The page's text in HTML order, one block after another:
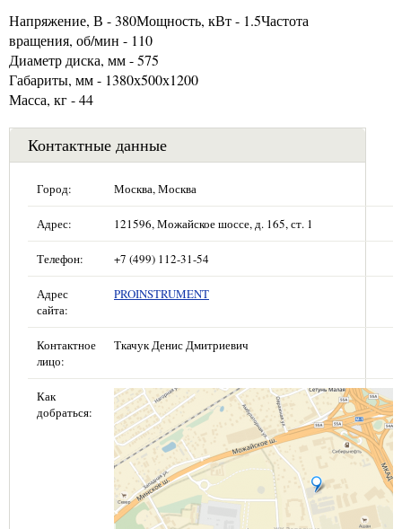
Напряжение, В - 380Мощность, кВт - 1.5Частота
вращения, об/мин - 110
Диаметр диска, мм - 575
Габариты, мм - 1380х500х1200
Масса, кг - 44
Контактные данные
Город: Москва, Москва
Адрес: 121596, Можайское шоссе, д. 165, ст. 1
Телефон: +7 (499) 112-31-54
Адрес
сайта:
PROINSTRUMENT
Контактное
лицо:
Ткачук Денис Дмитриевич
Как
добраться: